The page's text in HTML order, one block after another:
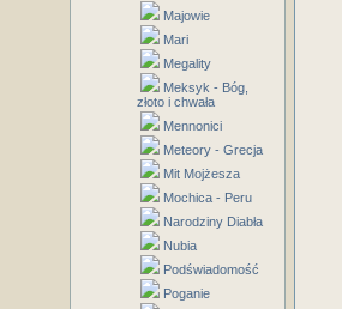
Majowie
Mari
Megality
Meksyk - Bóg,
złoto i chwała
Mennonici
Meteory - Grecja
Mit Mojżesza
Mochica - Peru
Narodziny Diabła
Nubia
Podświadomość
Poganie